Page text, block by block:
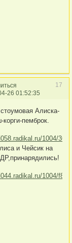
17
26 01:52:35
Алиска-
корги-пемброк.
и Чейсик на